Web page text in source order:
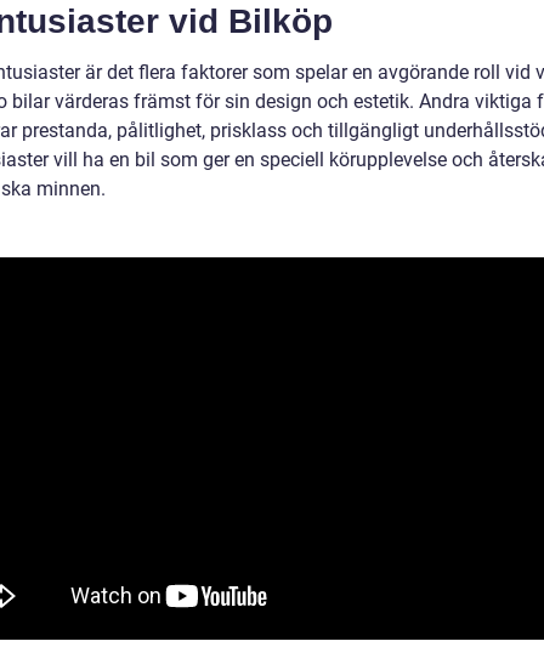
vid Bilköp
är det flera faktorer som spelar en avgörande roll vid
bilar värderas främst för sin design och estetik. Andra viktiga
prestanda, pålitlighet, prisklass och tillgängligt
vill ha en bil som ger en speciell körupplevelse och
minnen.